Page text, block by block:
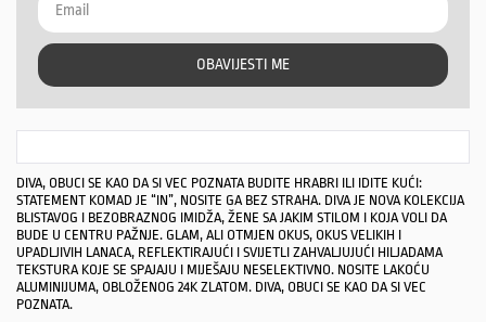
OBAVIJESTI ME
DIVA, OBUCI SE KAO DA SI VEC POZNATA BUDITE HRABRI ILI IDITE KUĆI:
STATEMENT KOMAD JE “IN”, NOSITE GA BEZ STRAHA. DIVA JE NOVA KOLEKCIJA
BLISTAVOG I BEZOBRAZNOG IMIDŽA, ŽENE SA JAKIM STILOM I KOJA VOLI DA
BUDE U CENTRU PAŽNJE. GLAM, ALI OTMJEN OKUS, OKUS VELIKIH I
UPADLJIVIH LANACA, REFLEKTIRAJUĆI I SVIJETLI ZAHVALJUJUĆI HILJADAMA
TEKSTURA KOJE SE SPAJAJU I MIJEŠAJU NESELEKTIVNO. NOSITE LAKOĆU
ALUMINIJUMA, OBLOŽENOG 24K ZLATOM. DIVA, OBUCI SE KAO DA SI VEC
POZNATA.